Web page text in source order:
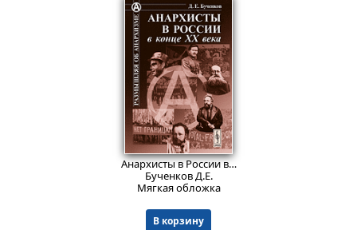
577₽
Анархисты в России в конце XX века.
Бученков Д.Е.
Мягкая обложка
В корзину